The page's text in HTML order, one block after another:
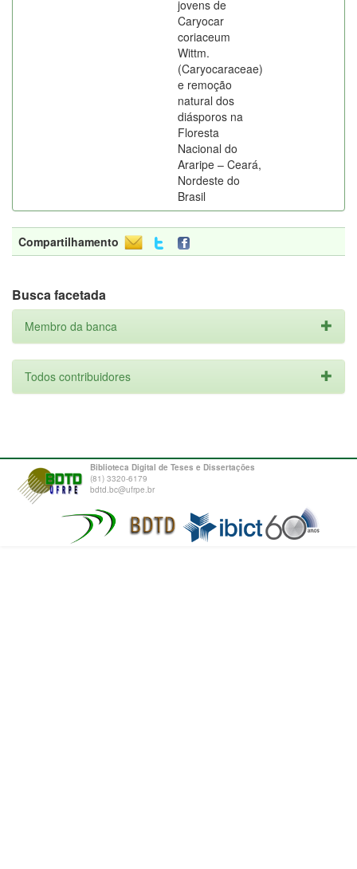
jovens de
Caryocar
coriaceum
Wittm.
(Caryocaraceae)
e remoção
natural dos
diásporos na
Floresta
Nacional do
Araripe – Ceará,
Nordeste do
Brasil
Compartilhamento
Busca facetada
Membro da banca
Todos contribuidores
Biblioteca Digital de Teses e Dissertações
(81) 3320-6179
bdtd.bc@ufrpe.br